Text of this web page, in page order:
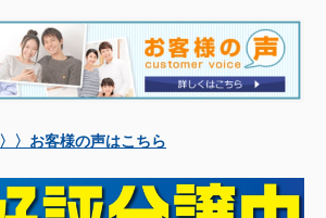
〉〉お客様の声はこちら